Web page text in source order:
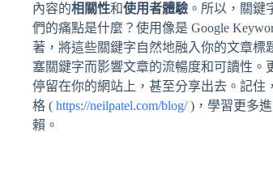
內容的相關性和使用者體驗 。所以，關鍵
們的痛點是什麼？使用像是 Google
著，將這些關鍵字自然地融入你的文章標
塞關鍵字而影響文章的流暢度和可讀性。
停留在你的網站上，甚至分享出去。記住
格 ( https://neilpatel.com/blog/)，學習更多
賴。